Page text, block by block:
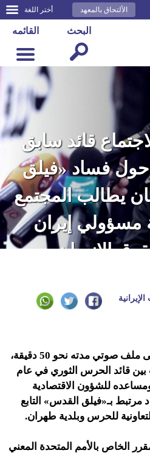
أختر اللغة الألتحاق بالمعهد
القائمه البحث
قائد سابق
فساد «فيلق
يطالب المجتمع
مسؤولي إيران
الإنسان
حصل موقع «راديو فردا» على ملف صوتي مدته نحو 50 دقيقة،
قائد الحرس الثوري في عام
للشؤون الاقتصادية
مرتبط بـ«فيلق القدس» التابع
للحرس وبلدية طهران.
الخاص بالأمم المتحدة المعني